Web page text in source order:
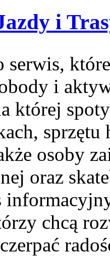
i
i
której
osoby
oraz
chcą